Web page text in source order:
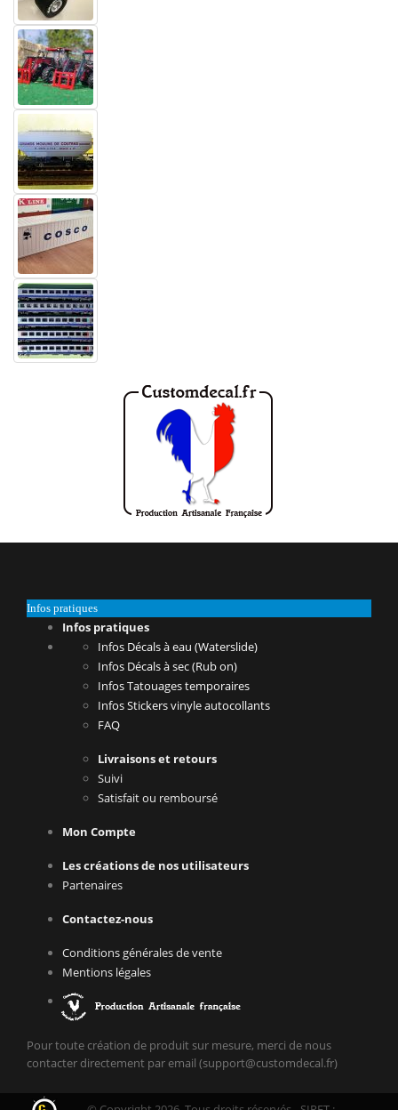
Infos pratiques
Infos pratiques
Infos Décals à eau (Waterslide)
Infos Décals à sec (Rub on)
Infos Tatouages temporaires
Infos Stickers vinyle autocollants
FAQ
Livraisons et retours
Suivi
Satisfait ou remboursé
Mon Compte
Les créations de nos utilisateurs
Partenaires
Contactez-nous
Conditions générales de vente
Mentions légales
Pour toute création de produit sur mesure, merci de nous
contacter directement par email (support@customdecal.fr)